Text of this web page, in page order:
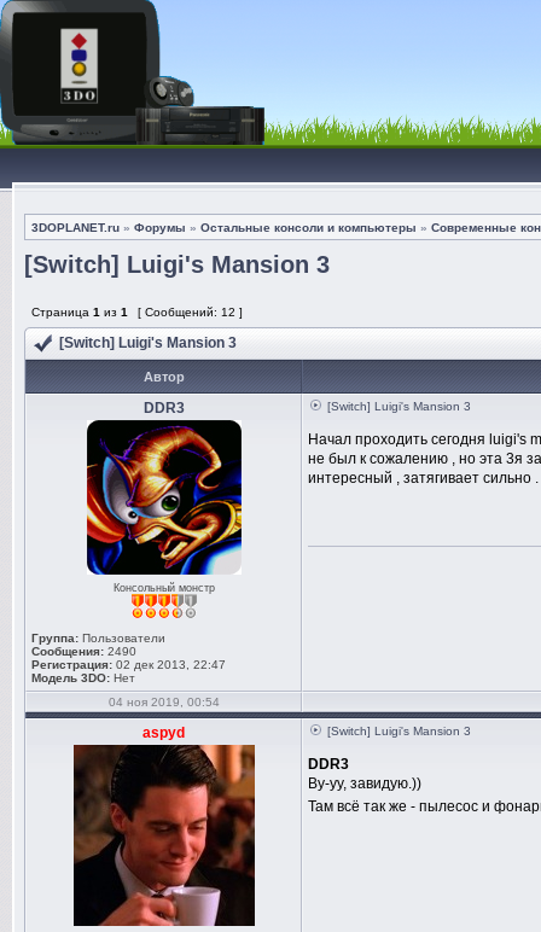
3DOPLANET.ru » Форумы » Остальные консоли и компьютеры » Современные
[Switch] Luigi's Mansion 3
Страница 1 из 1 [ Сообщений: 12 ]
[Switch] Luigi's Mansion 3
Автор
DDR3
Консольный монстр
Группа: Пользователи
Сообщения: 2490
Регистрация: 02 дек 2013, 22:47
Модель 3DO: Нет
[Switch] Luigi's Mansion 3
Начал проходить сегодня luigi's
не был к сожалению , но эта 3я
интересный , затягивает сильно
04 ноя 2019, 00:54
aspyd [Switch] Luigi's Mansion 3
DDR3
Ву-уу, завидую.))
Там всё так же - пылесос и